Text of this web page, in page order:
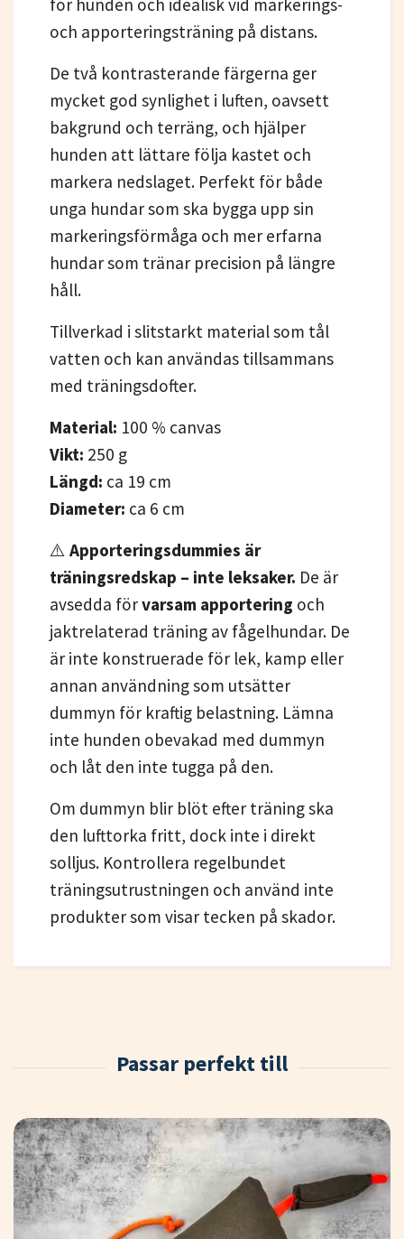
för hunden och idealisk vid markerings-
och apporteringsträning på distans.
De två kontrasterande färgerna ger
mycket god synlighet i luften, oavsett
bakgrund och terräng, och hjälper
hunden att lättare följa kastet och
markera nedslaget. Perfekt för både
unga hundar som ska bygga upp sin
markeringsförmåga och mer erfarna
hundar som tränar precision på längre
håll.
Tillverkad i slitstarkt material som tål
vatten och kan användas tillsammans
med träningsdofter.
Material: 100 % canvas
Vikt: 250 g
Längd: ca 19 cm
Diameter: ca 6 cm
⚠️ Apporteringsdummies är
träningsredskap – inte leksaker. De är
avsedda förvarsam apportering och
jaktrelaterad träning av fågelhundar. De
är inte konstruerade för lek, kamp eller
annan användning som utsätter
dummyn för kraftig belastning. Lämna
inte hunden obevakad med dummyn
och låt den inte tugga på den.
Om dummyn blir blöt efter träning ska
den lufttorka fritt, dock inte i direkt
solljus. Kontrollera regelbundet
träningsutrustningen och använd inte
produkter som visar tecken på skador.